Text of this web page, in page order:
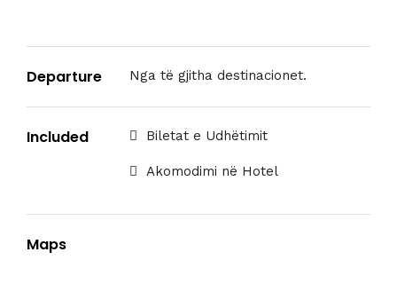
Departure Nga të gjitha destinacionet.
Included Biletat e Udhëtimit
Akomodimi në Hotel
Maps